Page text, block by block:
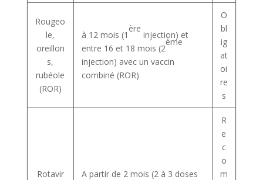
Rougeo
le,
oreillon
s,
rubéole
(ROR)
à 12 mois (1
ère
injection) et
entre 16 et 18 mois (2
ème
injection) avec un vaccin
combiné (ROR)
O
bl
ig
at
oi
re
s
Rotavir
A partir de 2 mois (2 à 3 doses
R
e
c
o
m